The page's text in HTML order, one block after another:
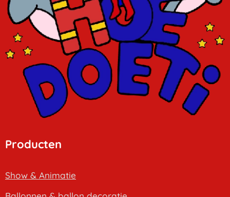
Producten
Show & Animatie